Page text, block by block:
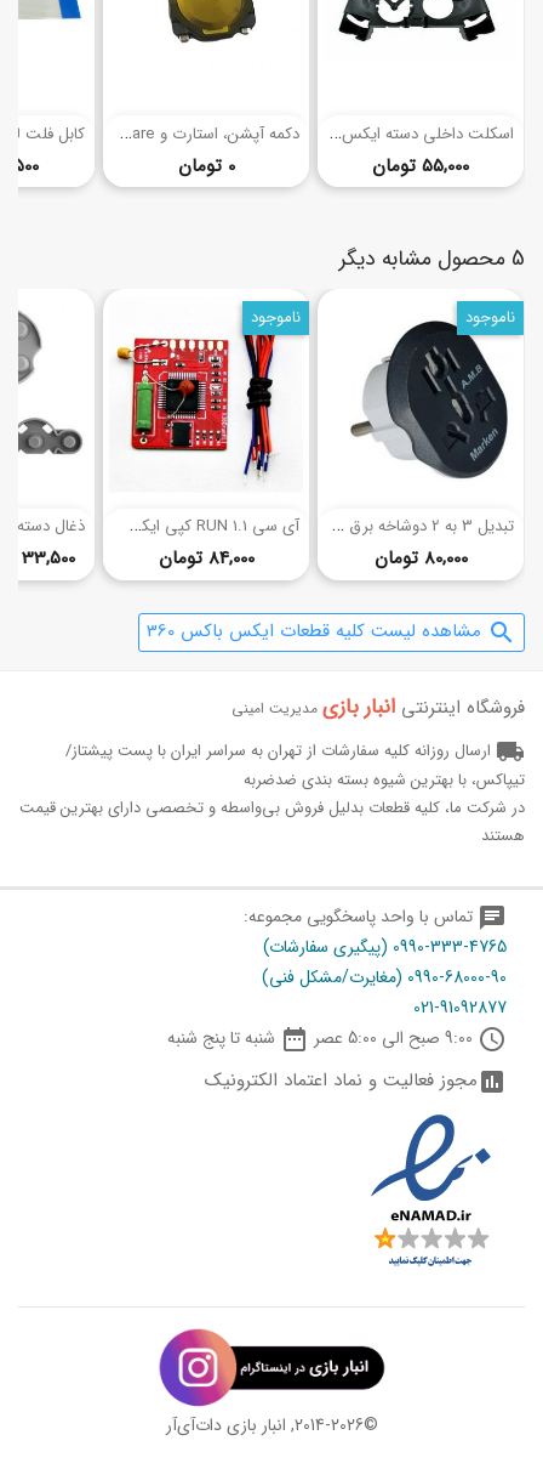
ا
سکلت داخلی دسته ایکس باکس وان
قیمت 55,000 تومان
د
کمه آپشن، استارت و Share دسته بازی PS4
قیمت 0 تومان 14,500
5 محصول مشابه دیگر
ت
بدیل 3 به 2 دوشاخه برق مناسب برای XBOX ONE
قیمت 80,000 تومان
ناموجود
آ
ی سی RUN 1.1 کپی ایکس باکس 360
قیمت 84,000 تومان
ناموجود
33,500
search مشاهده لیست کلیه قطعات ایکس باکس 360
فروشگاه اینترنتی انبار بازی‌ مدیریت امینی
local_shipping ارسال روزانه کلیه سفارشات از تهران به سراسر ایران با پست پیشتاز/
تیپاکس، با بهترین شیوه بسته بندی ضدضربه
در شرکت ما، کلیه قطعات بدلیل فروش بی‌واسطه و تخصصی دارای بهترین قیمت
هستند
chat تماس با واحد پاسخگویی مجموعه:
0990-333-4765 (پیگیری سفارشات)
0990-68000-90 (مغایرت/مشکل فنی)
021-91092877
schedule
 شنبه تا پنج شنبه
assessmentمجوز فعالیت و نماد اعتماد الکترونیک
©2014-2026, انبار بازی دات‌‌آی‌آر